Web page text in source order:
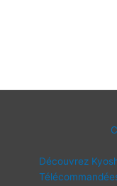
Découvrez